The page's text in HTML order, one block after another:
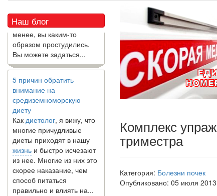
Наш блог
время дома), но, тем не
менее, вы каким-то
образом простудились.
Вы можете задаться...
5 причин обратить
внимание на
средиземноморскую
диету
Какдиетолог
многие причудливые
диеты приходят в нашу
жизньи быстро исчезают
из нее. Многие из них это
скорее наказание, чем
способ питаться
правильно и влиять на...
Комплекс
триместра
Категория: Болезни почек
Опубликовано: 05 июля 2013